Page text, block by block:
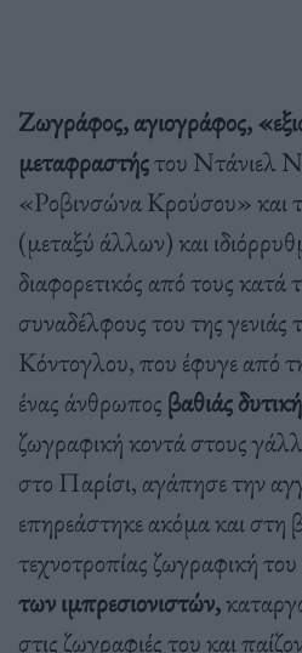
Ζωγράφος, αγιογράφος,
μεταφραστήςτου Ντάνιελ
«Ροβινσώνα Κρούσου»
(μεταξύ άλλων) και
διαφορετικός από τους κατά
συναδέλφους του της
Κόντογλου, που έφυγε από
ένας άνθρωπος βαθιάς
ζωγραφική κοντά στους
στο Παρίσι, αγάπησε την
επηρεάστηκε ακόμα και στη
τεχνοτροπίας ζωγραφική
των ιμπρεσιονιστών,
στις ζωγραφιές του και